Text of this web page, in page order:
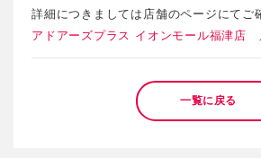
詳細につきましては店舗のページにてご
アドアーズプラス イオンモール福津店
一覧に戻る